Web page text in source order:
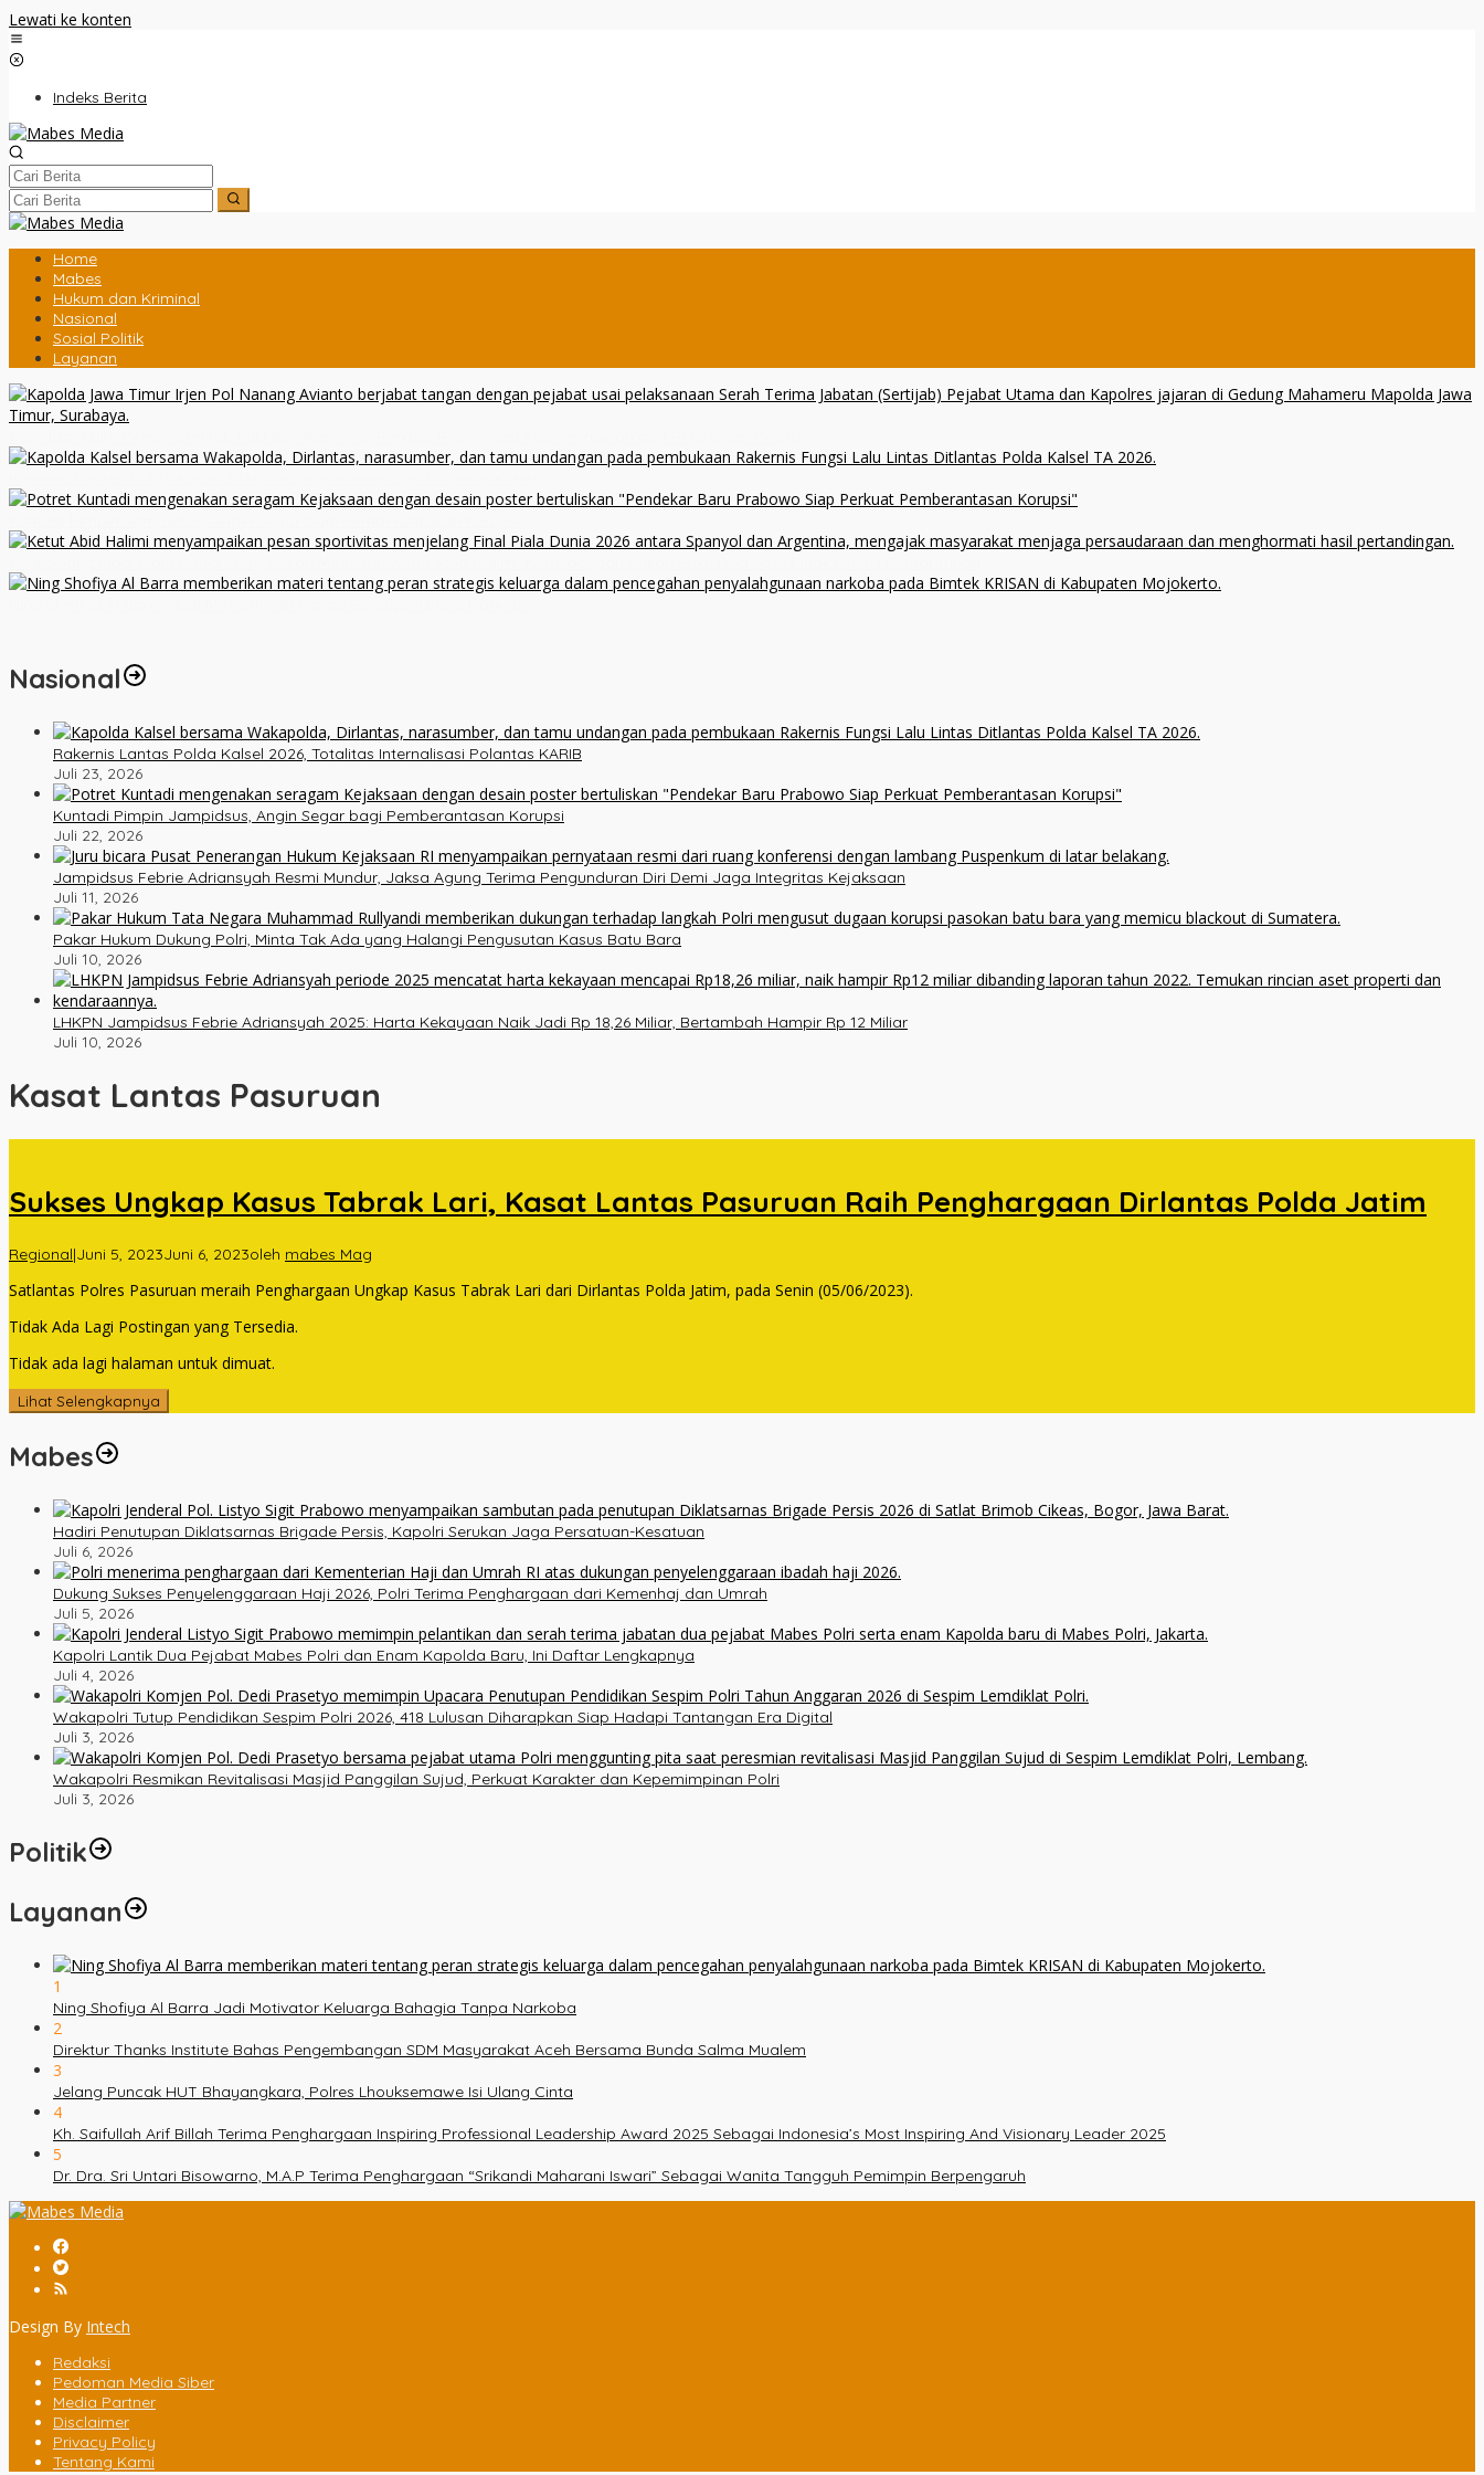
Lewati ke konten
Indeks Berita
Home
Mabes
Hukum dan Kriminal
Nasional
Sosial Politik
Layanan
Nasional
Rakernis Lantas Polda Kalsel 2026, Totalitas Internalisasi Polantas KARIB
Juli 23, 2026
Kuntadi Pimpin Jampidsus, Angin Segar bagi Pemberantasan Korupsi
Juli 22, 2026
Jampidsus Febrie Adriansyah Resmi Mundur, Jaksa Agung Terima Pengunduran Diri Demi Jaga Integritas Kejaksaan
Juli 11, 2026
Pakar Hukum Dukung Polri, Minta Tak Ada yang Halangi Pengusutan Kasus Batu Bara
Juli 10, 2026
LHKPN Jampidsus Febrie Adriansyah 2025: Harta Kekayaan Naik Jadi Rp 18,26 Miliar, Bertambah Hampir Rp 12 Miliar
Juli 10, 2026
Kasat Lantas Pasuruan
Sukses Ungkap Kasus Tabrak Lari, Kasat Lantas Pasuruan Raih Penghargaan Dirlantas Polda Jatim
Regional|Juni 5, 2023Juni 6, 2023oleh mabes Mag
Satlantas Polres Pasuruan meraih Penghargaan Ungkap Kasus Tabrak Lari dari Dirlantas Polda Jatim, pada Senin (05/06/2023).
Tidak Ada Lagi Postingan yang Tersedia.
Tidak ada lagi halaman untuk dimuat.
Lihat Selengkapnya
Mabes
Hadiri Penutupan Diklatsarnas Brigade Persis, Kapolri Serukan Jaga Persatuan-Kesatuan
Juli 6, 2026
Dukung Sukses Penyelenggaraan Haji 2026, Polri Terima Penghargaan dari Kemenhaj dan Umrah
Juli 5, 2026
Kapolri Lantik Dua Pejabat Mabes Polri dan Enam Kapolda Baru, Ini Daftar Lengkapnya
Juli 4, 2026
Wakapolri Tutup Pendidikan Sespim Polri 2026, 418 Lulusan Diharapkan Siap Hadapi Tantangan Era Digital
Juli 3, 2026
Wakapolri Resmikan Revitalisasi Masjid Panggilan Sujud, Perkuat Karakter dan Kepemimpinan Polri
Juli 3, 2026
Politik
Layanan
1
Ning Shofiya Al Barra Jadi Motivator Keluarga Bahagia Tanpa Narkoba
2
Direktur Thanks Institute Bahas Pengembangan SDM Masyarakat Aceh Bersama Bunda Salma Mualem
3
Jelang Puncak HUT Bhayangkara, Polres Lhouksemawe Isi Ulang Cinta
4
Kh. Saifullah Arif Billah Terima Penghargaan Inspiring Professional Leadership Award 2025 Sebagai Indonesia’s Most Inspiring And Visionary Leader 2025
5
Dr. Dra. Sri Untari Bisowarno, M.A.P Terima Penghargaan “Srikandi Maharani Iswari” Sebagai Wanita Tangguh Pemimpin Berpengaruh
Design By Intech
Redaksi
Pedoman Media Siber
Media Partner
Disclaimer
Privacy Policy
Tentang Kami